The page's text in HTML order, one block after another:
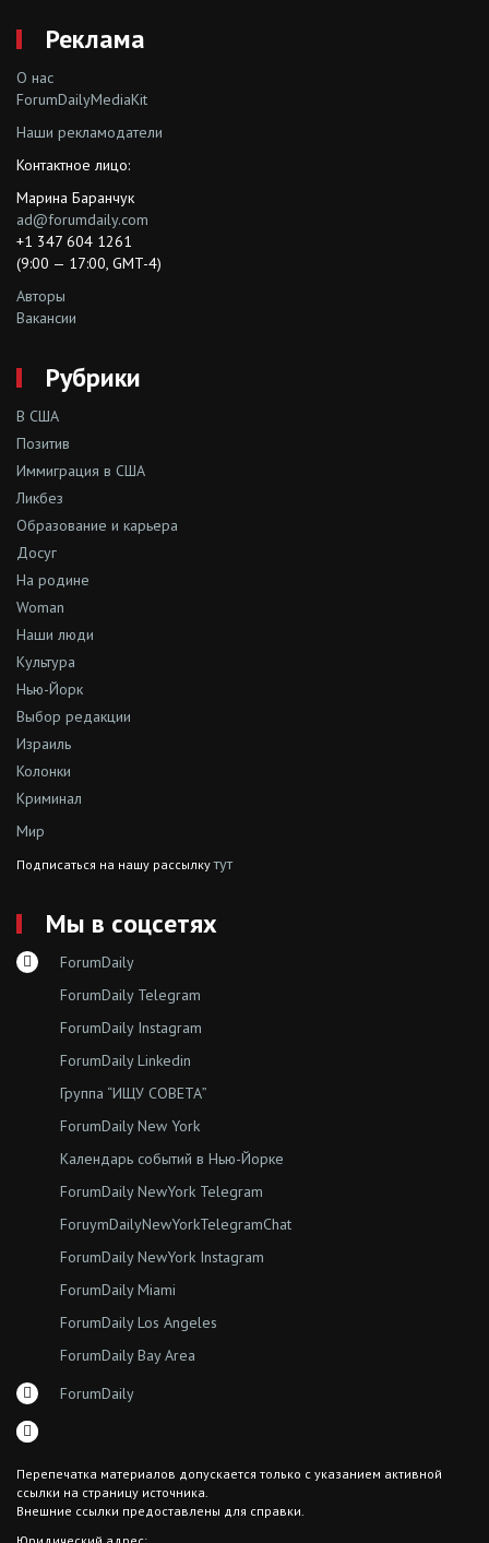
Реклама
О нас
ForumDailyMediaKit
Наши рекламодатели
Контактное лицо:
Марина Баранчук
ad@forumdaily.com
+1 347 604 1261
(9:00 — 17:00, GMT-4)
Авторы
Вакансии
Рубрики
В США
Позитив
Иммиграция в США
Ликбез
Образование и карьера
Досуг
На родине
Woman
Наши люди
Культура
Нью-Йорк
Выбор редакции
Израиль
Колонки
Криминал
Мир
Подписаться на нашу рассылкутут
Мы в соцсетях
ForumDaily
ForumDaily Telegram
ForumDaily Instagram
ForumDaily Linkedin
Группа “ИЩУ СОВЕТА”
ForumDaily New York
Календарь событий в Нью-Йорке
ForumDaily NewYork Telegram
ForuymDailyNewYorkTelegramChat
ForumDaily NewYork Instagram
ForumDaily Miami
ForumDaily Los Angeles
ForumDaily Bay Area
ForumDaily
Перепечатка материалов допускается только с указанием активной
ссылки на страницу источника.
Внешние ссылки предоставлены для справки.